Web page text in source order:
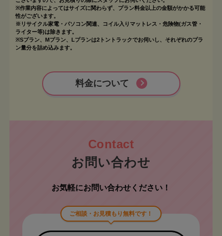
※作業内容によってはサイズに関わらず、プラン料金以上の金額がかかる可能
性がございます。
※リサイクル家電・パソコン関連、コイル入りマットレス・危険物(ガス管・
ライター等)は除きます。
※Sプラン、Mプラン、Lプランは2トントラックでお伺いし、それぞれのプラ
ン量分を詰め込みます。
料金について
お問い合わせ
お気軽にお問い合わせください！
ご相談・お見積もり無料です！